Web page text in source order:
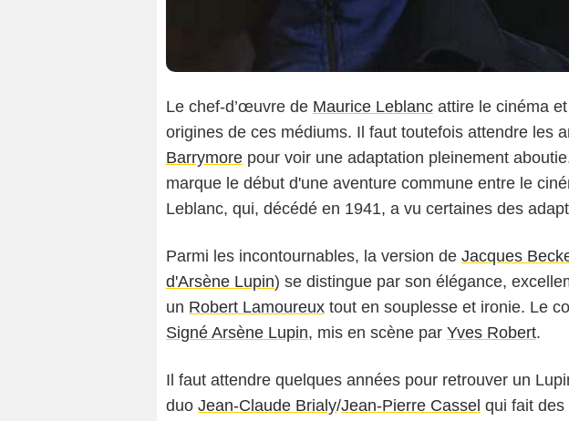
Le chef-d’œuvre de Maurice Leblanc attire le cinéma
origines de ces médiums. Il faut toutefois attendre les
Barrymore pour voir une adaptation pleinement
marque le début d'une aventure commune entre le
Leblanc, qui, décédé en 1941, a vu certaines des
Parmi les incontournables, la version de Jacques
d'Arsène Lupin) se distingue par son élégance,
un Robert Lamoureux tout en souplesse et ironie. Le
Signé Arsène Lupin, mis en scène par Yves Robert.
Il faut attendre quelques années pour retrouver un
duo Jean-Claude Brialy/Jean-Pierre Cassel qui fait